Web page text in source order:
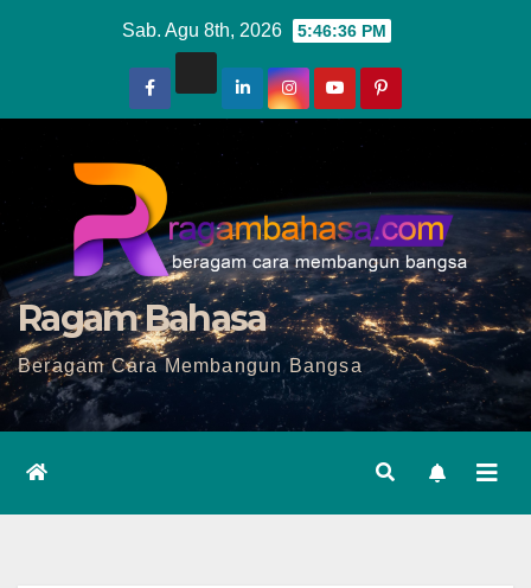
Sab. Agu 8th, 2026 5:46:37 PM
Ragam Bahasa
Beragam Cara Membangun Bangsa